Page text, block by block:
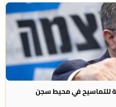
للتماسيح في محيط سجن